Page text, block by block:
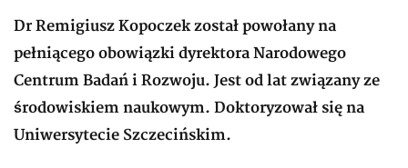
Dr Remigiusz Kopoczek został powołany na
pełniącego obowiązki dyrektora Narodowego
Centrum Badań i Rozwoju. Jest od lat związany ze
środowiskiem naukowym. Doktoryzował się na
Uniwersytecie Szczecińskim.